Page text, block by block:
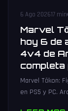
6 Ago 202617 min
Marvel
hoy 6 de
4v4 de
Marvel Tōkon:
en PS5 y PC.